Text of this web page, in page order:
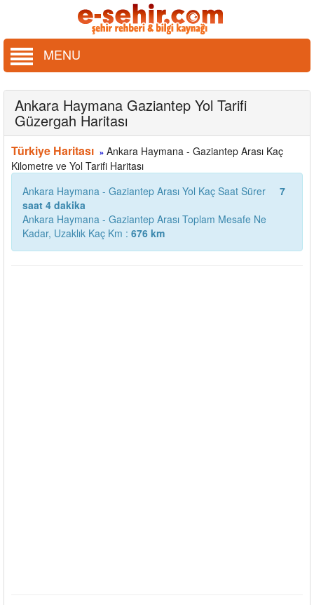
MENU
Ankara Haymana Gaziantep Yol Tarifi
Güzergah Haritası
Türkiye Haritası » Ankara Haymana - Gaziantep Arası Kaç
Kilometre ve Yol Tarifi Haritası
Ankara Haymana - Gaziantep Arası Yol Kaç Saat Sürer
7
saat 4 dakika
Ankara Haymana - Gaziantep Arası Toplam Mesafe Ne
Kadar, Uzaklık Kaç Km : 676 km